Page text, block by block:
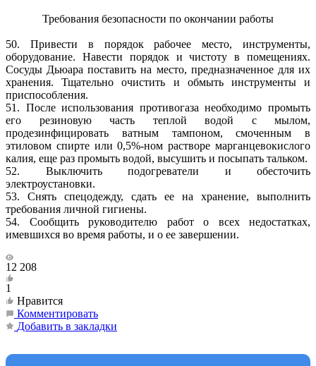
Требования безопасности по окончании работы
50. Привести в порядок рабочее место, инструменты,
оборудование. Навести порядок и чистоту в помещениях.
Сосуды Дьюара поставить на место, предназначенное для их
хранения. Тщательно очистить и обмыть инструменты и
приспособления.
51. После использования противогаза необходимо промыть
его резиновую часть теплой водой с мылом,
продезинфицировать ватным тампоном, смоченным в
этиловом спирте или 0,5%-ном растворе марганцевокислого
калия, еще раз промыть водой, высушить и посыпать тальком.
52. Выключить подогреватели и обесточить
электроустановки.
53. Снять спецодежду, сдать ее на хранение, выполнить
требования личной гигиены.
54. Сообщить руководителю работ о всех недостатках,
имевшихся во время работы, и о ее завершении.
12 208
1
Нравится
Комментировать
Добавить в закладки